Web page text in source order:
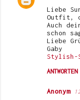
Liebe
Outfit,
Auch
schon
Liebe
Gaby
Stylish-
ANTWORTEN
Anonym